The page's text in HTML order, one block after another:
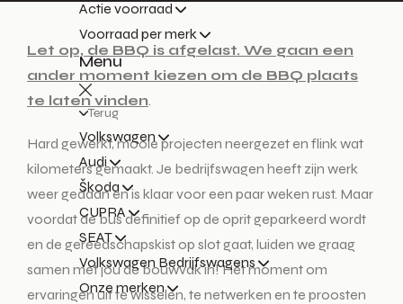
Actie voorraad
Voorraad per merk
Menu
Terug
Volkswagen
Audi
Škoda
CUPRA
SEAT
Volkswagen Bedrijfswagens
Onze merken
Let op, de BBQ is afgelast. We gaan een
ander moment kiezen om de BBQ plaats
te laten vinden.
Hard gewerkt, mooie projecten neergezet en flink wat
kilometers gemaakt. Je bedrijfswagen heeft zijn werk
weer gedaan en is klaar voor een paar weken rust. Maar
voordat de bus definitief op de oprit geparkeerd wordt
en de gereedschapskist op slot gaat, luiden we graag
samen met jou de bouwvak in! Hét moment om
ervaringen uit te wisselen, te netwerken en te proosten